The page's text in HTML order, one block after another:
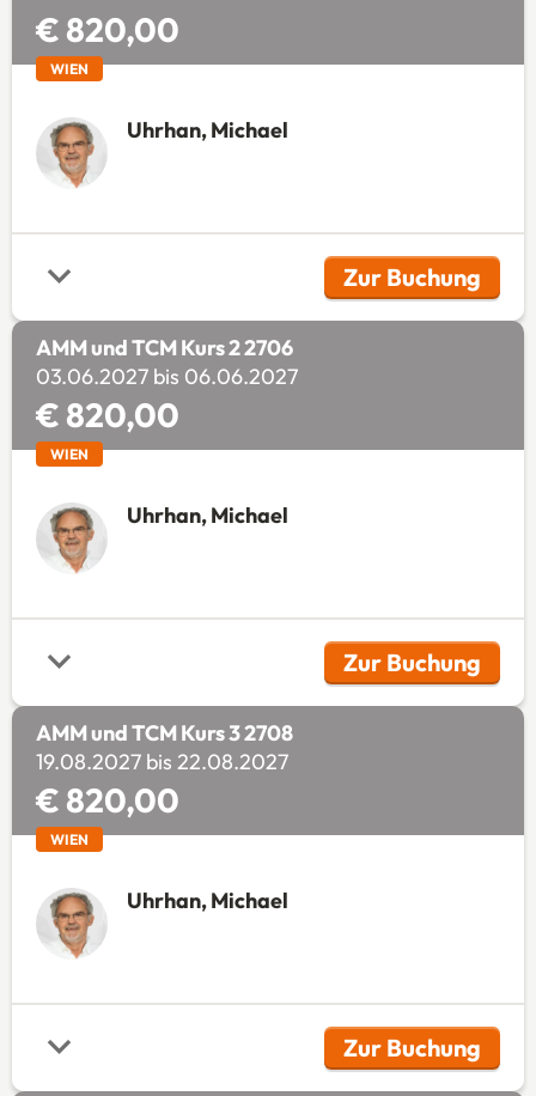
€ 820,00
WIEN
Uhrhan, Michael
Zur Buchung
(Öffnet in
AMM und TCM Kurs 2 2706
03.06.2027 bis 06.06.2027
€ 820,00
WIEN
Uhrhan, Michael
Zur Buchung
(Öffnet in
AMM und TCM Kurs 3 2708
19.08.2027 bis 22.08.2027
€ 820,00
WIEN
Uhrhan, Michael
Zur Buchung
(Öffnet in